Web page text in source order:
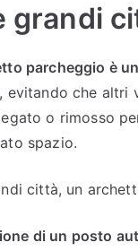
grandi
parcheggio è
, evitando che altri
o rimosso
spazio.
città, un
di un posto